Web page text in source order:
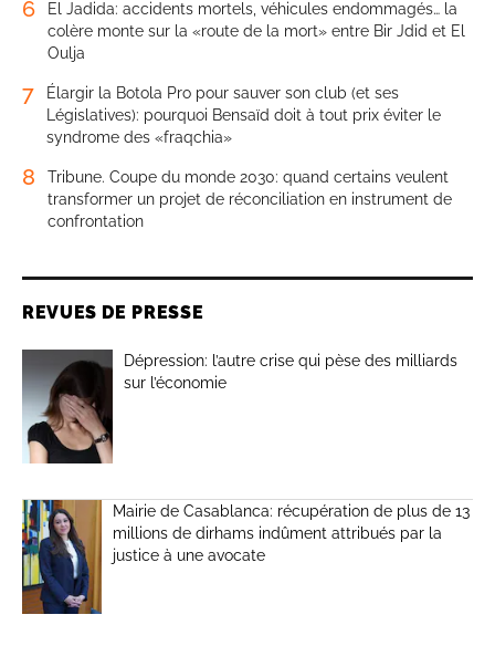
6
El Jadida: accidents mortels, véhicules endommagés… la
colère monte sur la «route de la mort» entre Bir Jdid et El
Oulja
7
Élargir la Botola Pro pour sauver son club (et ses
Législatives): pourquoi Bensaïd doit à tout prix éviter le
syndrome des «fraqchia»
8
Tribune. Coupe du monde 2030: quand certains veulent
transformer un projet de réconciliation en instrument de
confrontation
REVUES DE PRESSE
Dépression: l’autre crise qui pèse des milliards
sur l’économie
Mairie de Casablanca: récupération de plus de 13
millions de dirhams indûment attribués par la
justice à une avocate